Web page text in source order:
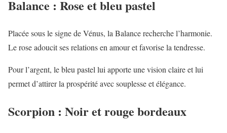
Balance : Rose et bleu pastel
Placée sous le signe de Vénus, la Balance recherche l’harmonie.
Le rose adoucit ses relations en amour et favorise la tendresse.
Pour l’argent, le bleu pastel lui apporte une vision claire et lui
permet d’attirer la prospérité avec souplesse et élégance.
Scorpion : Noir et rouge bordeaux